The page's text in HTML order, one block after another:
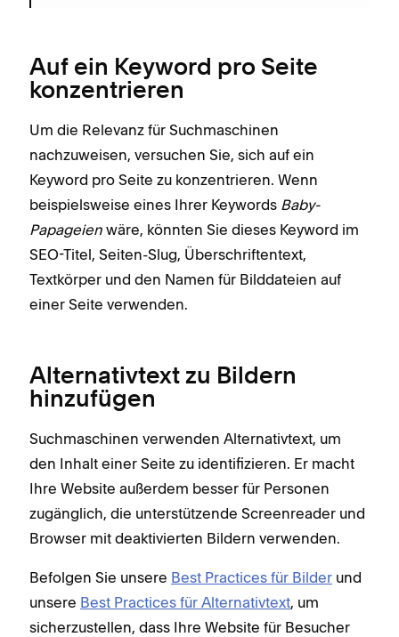
Auf ein Keyword pro Seite
konzentrieren
Um die Relevanz für Suchmaschinen
nachzuweisen, versuchen Sie, sich auf ein
Keyword pro Seite zu konzentrieren. Wenn
beispielsweise eines Ihrer Keywords Baby-
Papageien wäre, könnten Sie dieses Keyword im
SEO-Titel, Seiten-Slug, Überschriftentext,
Textkörper und den Namen für Bilddateien auf
einer Seite verwenden.
Alternativtext zu Bildern
hinzufügen
Suchmaschinen verwenden Alternativtext, um
den Inhalt einer Seite zu identifizieren. Er macht
Ihre Website außerdem besser für Personen
zugänglich, die unterstützende Screenreader und
Browser mit deaktivierten Bildern verwenden.
Befolgen Sie unsere Best Practices für Bilder und
unsere Best Practices für Alternativtext, um
sicherzustellen, dass Ihre Website für Besucher